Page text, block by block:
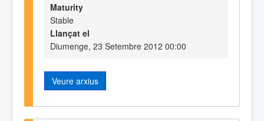
Maturity
Stable
Llançat el
Diumenge, 23 Setembre 2012 00:00
Veure arxius